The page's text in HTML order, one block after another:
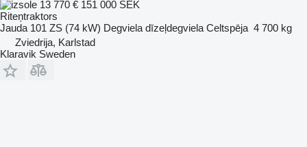
13 770 € 151 000 SEK
Riteņtraktors
Jauda 101 ZS (74 kW) Degviela dīzeļdegviela Celtspēja 4 700 kg
Zviedrija, Karlstad
Klaravik Sweden